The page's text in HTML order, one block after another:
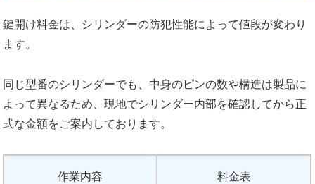
鍵開け料金は、シリンダーの防犯性能によって値段が変わり
ます。
同じ型番のシリンダーでも、中身のピンの数や構造は製品に
よって異なるため、現地でシリンダー内部を確認してから正
式な金額をご案内しております。
作業内容 料金表